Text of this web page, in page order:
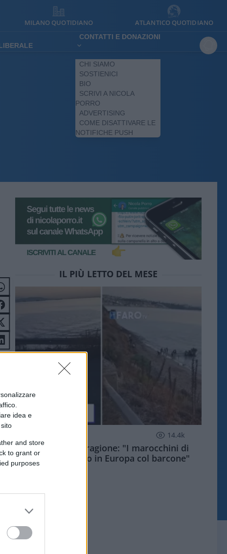
idea e
and store
to grant or
purposes
MILANO QUOTIDIANO ATLANTICO QUOTIDIANO
CONTATTI E DONAZIONI
CHI SIAMO
SOSTIENICI
BIO
SCRIVI A NICOLA
PORRO
ADVERTISING
COME DISATTIVARE LE
NOTIFICHE PUSH
IL PIÙ LETTO DEL MESE
14.4k
Meloni aveva ragione: "I marocchini di
Ceuta sbarcano in Europa col barcone"